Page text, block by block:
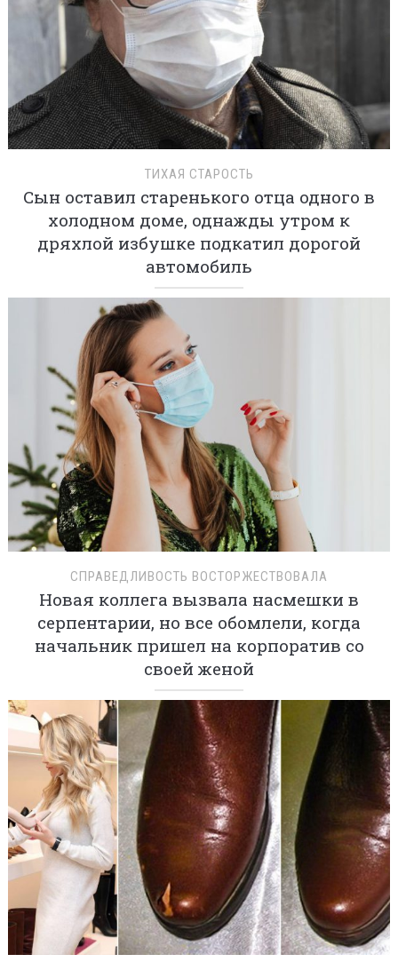
ТИХАЯ СТАРОСТЬ
Сын оставил старенького отца одного в
холодном доме, однажды утром к
дряхлой избушке подкатил дорогой
автомобиль
СПРАВЕДЛИВОСТЬ ВОСТОРЖЕСТВОВАЛА
Новая коллега вызвала насмешки в
серпентарии, но все обомлели, когда
начальник пришел на корпоратив со
своей женой